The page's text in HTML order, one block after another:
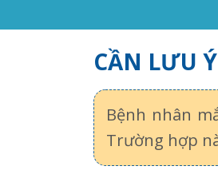
CẦN LƯU
Bệnh nhân
Trường hợp